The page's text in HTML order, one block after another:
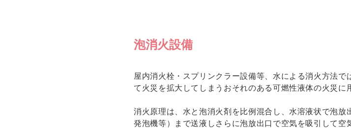
泡消火設備
屋内消火栓・スプリンクラー設備等、水による消火方法
て火災を拡大してしまうおそれのある可燃性液体の火災に
消火原理は、水と泡消火剤を比例混合し、水溶液状で泡
発泡機等）まで送液しさらに泡放出口で空気を吸引して